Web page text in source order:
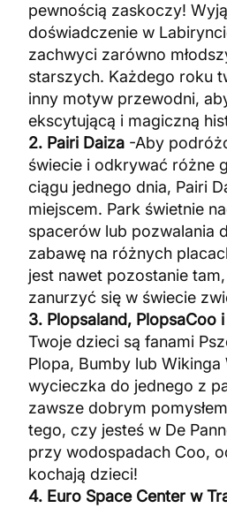
pewnością zaskoczy!
doświadczenie w
zachwyci zarówno
starszych. Każdego roku
inny motyw przewodni,
ekscytującą i magiczną
2. Pairi Daiza -Aby
świecie i odkrywać różne
ciągu jednego dnia, Pairi
miejscem. Park świetnie
spacerów lub pozwalania
zabawę na różnych
jest nawet pozostanie
zanurzyć się w świecie
3. Plopsaland, PlopsaCoo
Twoje dzieci są fanami
Plopa, Bumby lub Wikinga
wycieczka do jednego z
zawsze dobrym
tego, czy jesteś w De
przy wodospadach Coo,
kochają dzieci!
4. Euro Space Center w